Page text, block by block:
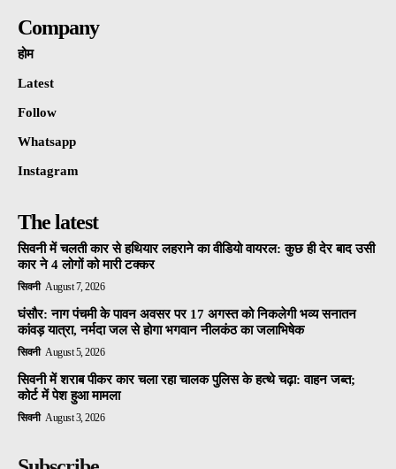
Company
होम
Latest
Follow
Whatsapp
Instagram
The latest
सिवनी में चलती कार से हथियार लहराने का वीडियो वायरल: कुछ ही देर बाद उसी
कार ने 4 लोगों को मारी टक्कर
सिवनी August 7, 2026
घंसौर: नाग पंचमी के पावन अवसर पर 17 अगस्त को निकलेगी भव्य सनातन
कांवड़ यात्रा, नर्मदा जल से होगा भगवान नीलकंठ का जलाभिषेक
सिवनी August 5, 2026
सिवनी में शराब पीकर कार चला रहा चालक पुलिस के हत्थे चढ़ा: वाहन जब्त;
कोर्ट में पेश हुआ मामला
सिवनी August 3, 2026